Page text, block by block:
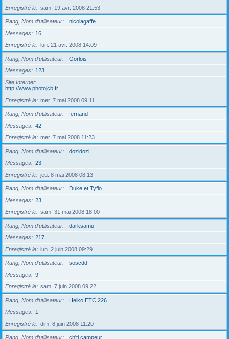
Enregistré le
sam. 19 avr. 2008 21:53
Rang, Nom d’utilisateur
nicolagaffe
Messages
16
Enregistré le
lun. 21 avr. 2008 14:09
Rang, Nom d’utilisateur
Gorlois
Messages
123
Site Internet
http://www.photojcb.fr
Enregistré le
mer. 7 mai 2008 09:11
Rang, Nom d’utilisateur
fernand
Messages
42
Enregistré le
mer. 7 mai 2008 11:23
Rang, Nom d’utilisateur
dozidozi
Messages
23
Enregistré le
jeu. 8 mai 2008 08:13
Rang, Nom d’utilisateur
Duke et Tyflo
Messages
23
Enregistré le
sam. 31 mai 2008 18:00
Rang, Nom d’utilisateur
darksamu
Messages
217
Enregistré le
lun. 2 juin 2008 09:29
Rang, Nom d’utilisateur
soscdd
Messages
9
Enregistré le
sam. 7 juin 2008 09:22
Rang, Nom d’utilisateur
Heiko ETC 226
Messages
1
Enregistré le
dim. 8 juin 2008 11:20
Rang, Nom d’utilisateur ch'ti campeur